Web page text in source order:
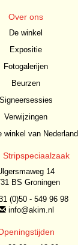
Over ons
De winkel
Expositie
Fotogalerijen
Beurzen
Signeersessies
Verwijzingen
winkel van Nederland
Stripspeciaalzaak
14
BS Groningen
(0)50 - 549 96 98
info@akim.nl